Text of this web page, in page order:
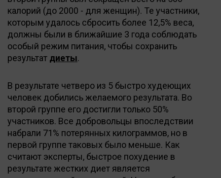
калорий (до 2000 - для женщин). Те участники,
которым удалось сбросить более 12,5% веса,
должны были в ближайшие 3 года соблюдать
особый режим питания, чтобы сохранить
результат диеты.
В результате четверо из 5 быстро худеющих
человек добились желаемого результата. Во
второй группе его достигли только 50%
участников. Все добровольцы впоследствии
набрали 71% потерянных килограммов, но в
первой группе таковых было меньше. Как
считают эксперты, быстрое похудение в
результате жестких диет является